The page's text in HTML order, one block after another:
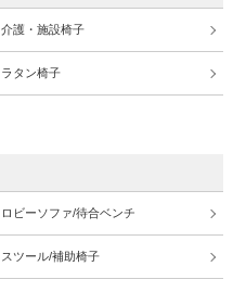
介護・施設椅子
ラタン椅子
ロビーソファ/待合ベンチ
スツール/補助椅子